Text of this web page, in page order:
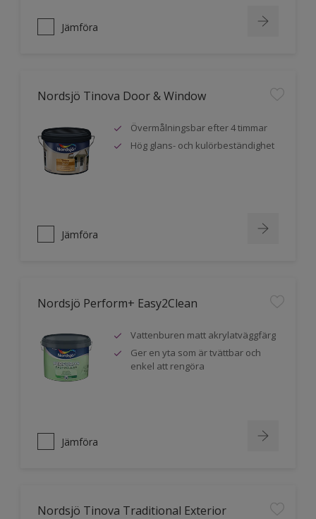
Jämföra
Nordsjö Tinova Door & Window
Övermålningsbar efter 4 timmar
Hög glans- och kulörbeständighet
Jämföra
Nordsjö Perform+ Easy2Clean
Vattenburen matt akrylatväggfärg
Ger en yta som är tvättbar och
enkel att rengöra
Jämföra
Nordsjö Tinova Traditional Exterior